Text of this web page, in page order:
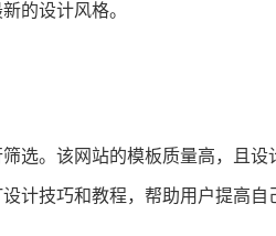
的设计风格。
选。该网站的模板质量高，且设
计技巧和教程，帮助用户提高自